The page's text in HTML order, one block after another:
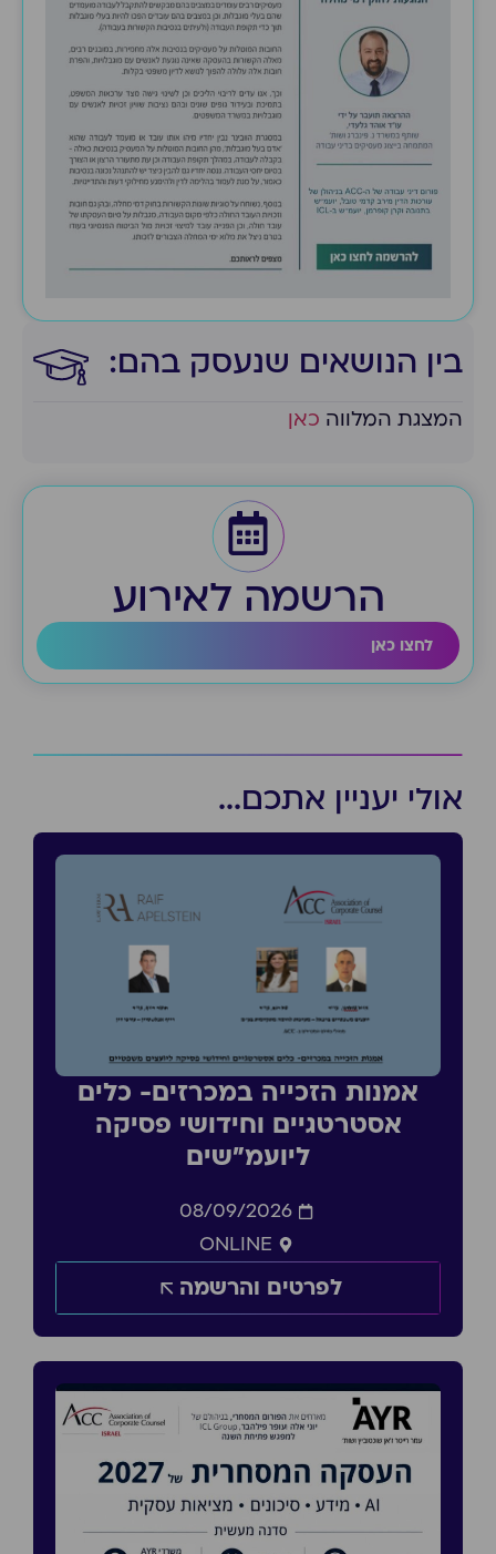
בין הנושאים שנעסק בהם:​
המצגת המלווה כאן
הרשמה לאירוע
לחצו כאן
אולי יעניין אתכם...
אמנות הזכייה במכרזים- כלים
אסטרטגיים וחידושי פסיקה
ליועמ״שים
08/09/2026
ONLINE
לפרטים והרשמה